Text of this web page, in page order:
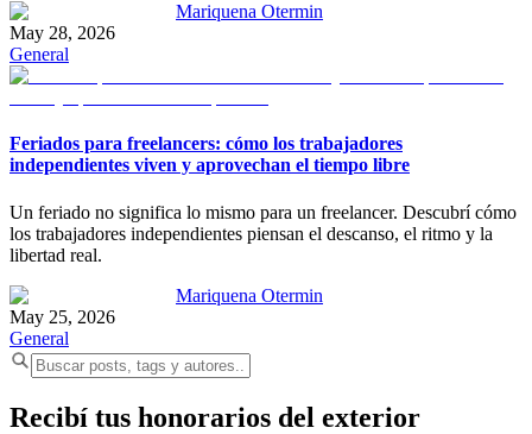
Mariquena Otermin
May 28, 2026
General
Feriados para freelancers: cómo los trabajadores
independientes viven y aprovechan el tiempo libre
Un feriado no significa lo mismo para un freelancer. Descubrí cómo
los trabajadores independientes piensan el descanso, el ritmo y la
libertad real.
Mariquena Otermin
May 25, 2026
General
Recibí tus honorarios del exterior